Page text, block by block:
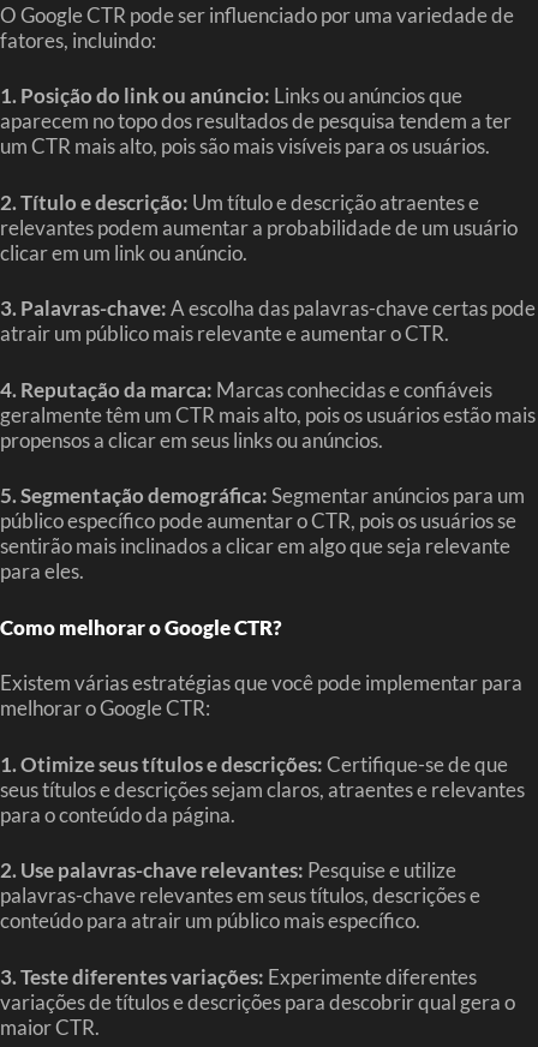
O Google CTR pode ser influenciado por uma variedade de
fatores, incluindo:
1. Posição do link ou anúncio: Links ou anúncios que
aparecem no topo dos resultados de pesquisa tendem a ter
um CTR mais alto, pois são mais visíveis para os usuários.
2. Título e descrição: Um título e descrição atraentes e
relevantes podem aumentar a probabilidade de um usuário
clicar em um link ou anúncio.
3. Palavras-chave:A escolha das palavras-chave certas pode
atrair um público mais relevante e aumentar o CTR.
4. Reputação da marca: Marcas conhecidas e confiáveis
geralmente têm um CTR mais alto, pois os usuários estão mais
propensos a clicar em seus links ou anúncios.
5. Segmentação demográfica:Segmentar anúncios para um
público específico pode aumentar o CTR, pois os usuários se
sentirão mais inclinados a clicar em algo que seja relevante
para eles.
Como melhorar o Google CTR?
Existem várias estratégias que você pode implementar para
melhorar o Google CTR:
1. Otimize seus títulos e descrições:Certifique-se de que
seus títulos e descrições sejam claros, atraentes e relevantes
para o conteúdo da página.
2. Use palavras-chave relevantes: Pesquise e utilize
palavras-chave relevantes em seus títulos, descrições e
conteúdo para atrair um público mais específico.
3. Teste diferentes variações: Experimente diferentes
variações de títulos e descrições para descobrir qual gera o
maior CTR.